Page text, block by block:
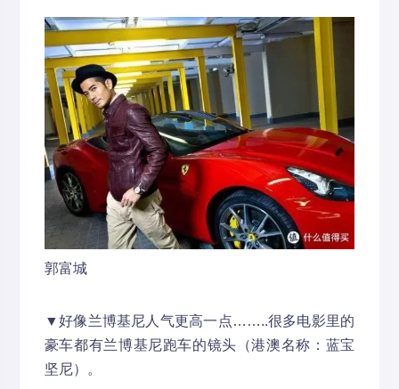
郭富城
▼好像兰博基尼人气更高一点……..很多电影里的
豪车都有兰博基尼跑车的镜头（港澳名称：蓝宝
坚尼）。